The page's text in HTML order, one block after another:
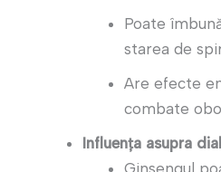
Poate
starea de
Are efecte
combate
Influența asupra